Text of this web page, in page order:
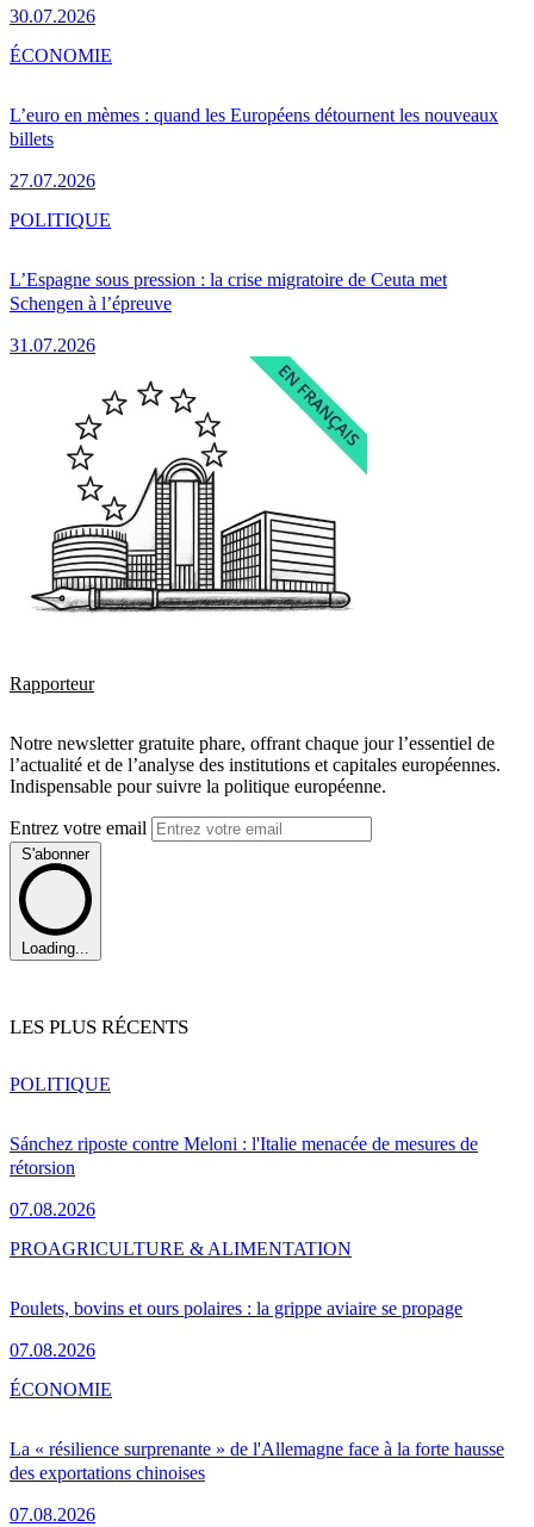
30.07.2026
L’euro en mèmes : quand les Européens détournent les nouveaux
billets
27.07.2026
ÉCONOMIE
L’Espagne sous pression : la crise migratoire de Ceuta met
Schengen à l’épreuve
31.07.2026
POLITIQUE
Rapporteur
Notre newsletter gratuite phare, offrant chaque jour l’essentiel de
l’actualité et de l’analyse des institutions et capitales européennes.
Indispensable pour suivre la politique européenne.
Entrez votre email
S'abonner
Loading...
LES PLUS RÉCENTS
Sánchez riposte contre Meloni : l'Italie menacée de mesures de
rétorsion
07.08.2026
POLITIQUE
Poulets, bovins et ours polaires : la grippe aviaire se propage
07.08.2026
PROAGRICULTURE & ALIMENTATION
La « résilience surprenante » de l'Allemagne face à la forte hausse
des exportations chinoises
07.08.2026
ÉCONOMIE